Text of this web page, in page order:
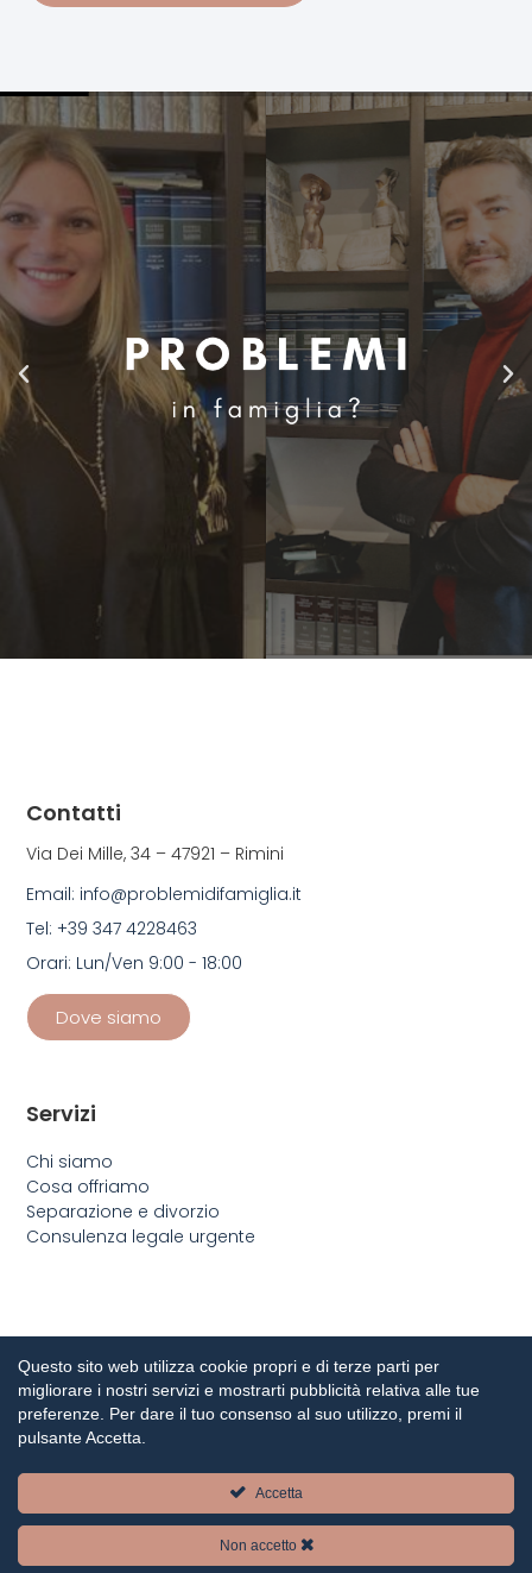
Ci occupiamo di diritto civile, di famiglia e penale con
anni di esperienza in materia.
Servizi
Chi siamo
Cosa offriamo
Separazione e divorzio
Consulenza legale urgente
Contatti
Via Dei Mille, 34 – 47921 – Rimini
Email: info@problemidifamiglia.it
Tel: +39 347 4228463
Orari: Lun/Ven 9:00 - 18:00
Dove siamo
Questo sito web utilizza cookie propri e di terze parti per
migliorare i nostri servizi e mostrarti pubblicità relativa alle tue
preferenze. Per dare il tuo consenso al suo utilizzo, premi il
pulsante Accetta.
Accetta
Non accetto